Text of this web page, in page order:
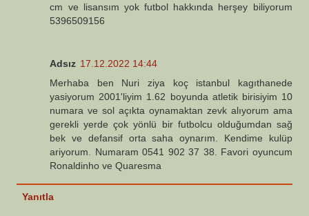
cm ve lisansım yok futbol hakkında herşey biliyorum
5396509156
Adsız 17.12.2022 14:44
Merhaba ben Nuri ziya koç istanbul kagıthanede
yasiyorum 2001'liyim 1.62 boyunda atletik birisiyim 10
numara ve sol açıkta oynamaktan zevk alıyorum ama
gerekli yerde çok yönlü bir futbolcu olduğumdan sağ
bek ve defansif orta saha oynarım. Kendime kulüp
ariyorum. Numaram 0541 902 37 38. Favori oyuncum
Ronaldinho ve Quaresma
Yanıtla